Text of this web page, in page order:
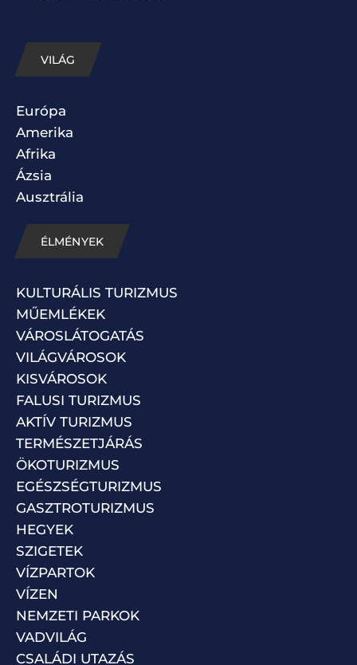
VILÁG
Európa
Amerika
Afrika
Ázsia
Ausztrália
ÉLMÉNYEK
KULTURÁLIS TURIZMUS
MŰEMLÉKEK
VÁROSLÁTOGATÁS
VILÁGVÁROSOK
KISVÁROSOK
FALUSI TURIZMUS
AKTÍV TURIZMUS
TERMÉSZETJÁRÁS
ÖKOTURIZMUS
EGÉSZSÉGTURIZMUS
GASZTROTURIZMUS
HEGYEK
SZIGETEK
VÍZPARTOK
VÍZEN
NEMZETI PARKOK
VADVILÁG
CSALÁDI UTAZÁS